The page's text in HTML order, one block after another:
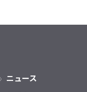
ニュース